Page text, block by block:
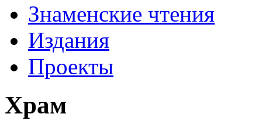
Знаменские чтения
Издания
Проекты
Храм